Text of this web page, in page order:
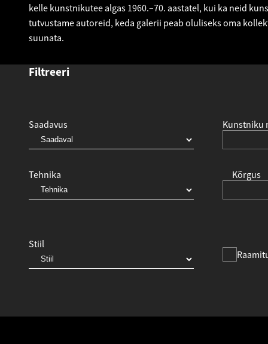
kelle kunstnikutee algas 1960.–70. aastatel, kui ka neid
tutvustame autoreid, keda galerii peab oluliseks oma
suunata.
Filtreeri
Saadavus Kunstniku
Kõrgus
Tehnika
Stiil